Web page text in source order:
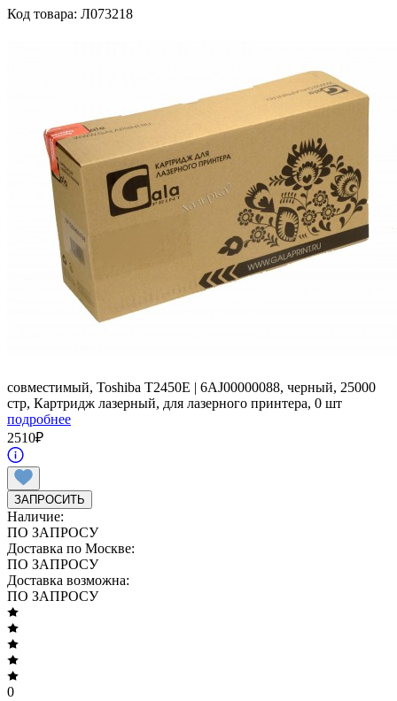
Код товара: Л073218
совместимый, Toshiba T2450E | 6AJ00000088, черный, 25000
стр, Картридж лазерный, для лазерного принтера, 0 шт
подробнее
2510₽
ЗАПРОСИТЬ
Наличие:
ПО ЗАПРОСУ
Доставка по Москве:
ПО ЗАПРОСУ
Доставка возможна:
ПО ЗАПРОСУ
0